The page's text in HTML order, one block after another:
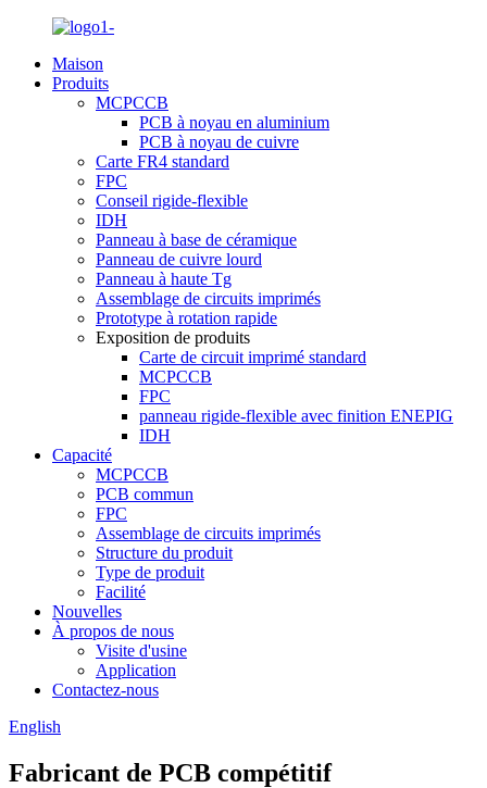
Maison
Produits
MCPCCB
PCB à noyau en aluminium
PCB à noyau de cuivre
Carte FR4 standard
FPC
Conseil rigide-flexible
IDH
Panneau à base de céramique
Panneau de cuivre lourd
Panneau à haute Tg
Assemblage de circuits imprimés
Prototype à rotation rapide
Exposition de produits
Carte de circuit imprimé standard
MCPCCB
FPC
panneau rigide-flexible avec finition ENEPIG
IDH
Capacité
MCPCCB
PCB commun
FPC
Assemblage de circuits imprimés
Structure du produit
Type de produit
Facilité
Nouvelles
À propos de nous
Visite d'usine
Application
Contactez-nous
English
Fabricant de PCB compétitif